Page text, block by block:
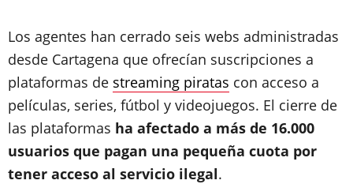
Los agentes han cerrado seis webs administradas
desde Cartagena que ofrecían suscripciones a
plataformas de streaming piratas con acceso a
películas, series, fútbol y videojuegos. El cierre de
las plataformas ha afectado a más de 16.000
usuarios que pagan una pequeña cuota por
tener acceso al servicio ilegal.